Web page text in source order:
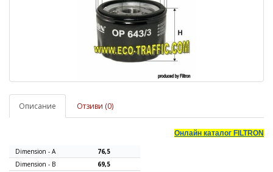
Описание Отзиви (0)
Онлайн каталог FILTRON
Dimension - A
76,5
Dimension - B
69,5